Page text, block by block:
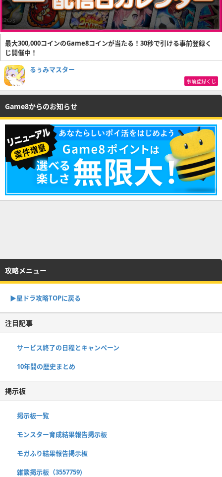
最大300,000コインのGame8コインが当たる！30秒で引ける事前登録く
じ開催中！
るぅみマスター
事前登録くじ
Game8からのお知らせ
攻略メニュー
▶︎星ドラ攻略TOPに戻る
注目記事
サービス終了の日程とキャンペーン
10年間の歴史まとめ
掲示板
掲示板一覧
モンスター育成結果報告掲示板
モガふり結果報告掲示板
雑談掲示板（3557759)